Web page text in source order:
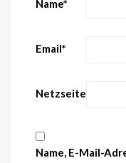
Name*
Email*
Netzseite
Name, E-Mail-